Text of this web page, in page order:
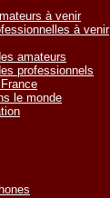
à venir
à venir
amateurs
professionnels
le monde